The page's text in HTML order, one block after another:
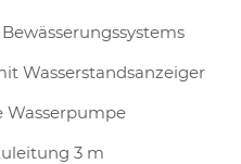
Wasserstandsanzeiger
Wasserpumpe
3 m